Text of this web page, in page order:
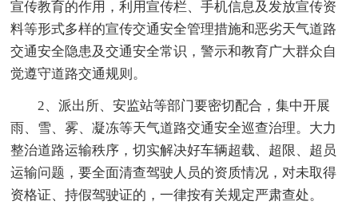
宣传教育的作用，利用宣传栏、手机信息及发放宣传资
料等形式多样的宣传交通安全管理措施和恶劣天气道路
交通安全隐患及交通安全常识，警示和教育广大群众自
觉遵守道路交通规则。
2、派出所、安监站等部门要密切配合，集中开展
雨、雪、雾、凝冻等天气道路交通安全巡查治理。大力
整治道路运输秩序，切实解决好车辆超载、超限、超员
运输问题，要全面清查驾驶人员的资质情况，对未取得
资格证、持假驾驶证的，一律按有关规定严肃查处。